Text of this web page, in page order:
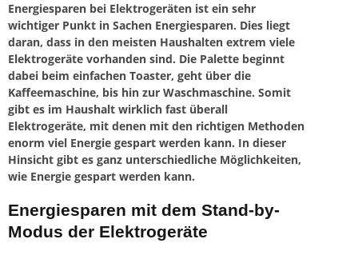
Energiesparen bei Elektrogeräten ist ein sehr
wichtiger Punkt in Sachen Energiesparen. Dies liegt
daran, dass in den meisten Haushalten extrem viele
Elektrogeräte vorhanden sind. Die Palette beginnt
dabei beim einfachen Toaster, geht über die
Kaffeemaschine, bis hin zur Waschmaschine. Somit
gibt es im Haushalt wirklich fast überall
Elektrogeräte, mit denen mit den richtigen Methoden
enorm viel Energie gespart werden kann. In dieser
Hinsicht gibt es ganz unterschiedliche Möglichkeiten,
wie Energie gespart werden kann.
Energiesparen mit dem Stand-by-
Modus der Elektrogeräte